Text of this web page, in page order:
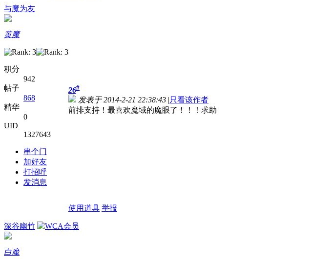
与魔为友
黄魔
积分
942
帖子
868
精华
0
UID
1327643
串个门
加好友
打招呼
发消息
26#
发表于 2014-2-21 22:38:43 |只看该作者
前排支持！最喜欢魔域的魔眼了！！！求助
使用道具 举报
深谷幽竹
白魔